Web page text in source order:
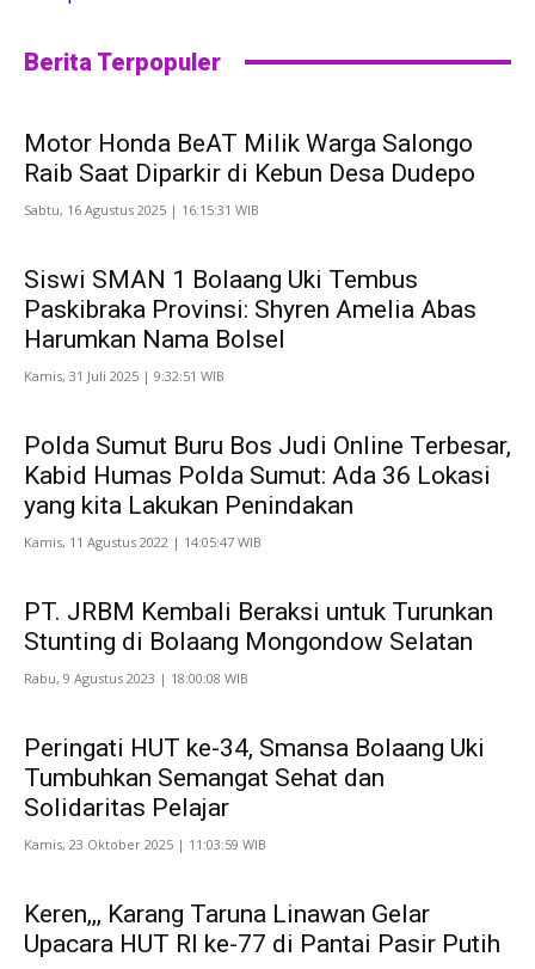
Berita Terpopuler
Motor Honda BeAT Milik Warga Salongo
Raib Saat Diparkir di Kebun Desa Dudepo
Sabtu, 16 Agustus 2025 | 16:15:31 WIB
Siswi SMAN 1 Bolaang Uki Tembus
Paskibraka Provinsi: Shyren Amelia Abas
Harumkan Nama Bolsel
Kamis, 31 Juli 2025 | 9:32:51 WIB
Polda Sumut Buru Bos Judi Online Terbesar,
Kabid Humas Polda Sumut: Ada 36 Lokasi
yang kita Lakukan Penindakan
Kamis, 11 Agustus 2022 | 14:05:47 WIB
PT. JRBM Kembali Beraksi untuk Turunkan
Stunting di Bolaang Mongondow Selatan
Rabu, 9 Agustus 2023 | 18:00:08 WIB
Peringati HUT ke-34, Smansa Bolaang Uki
Tumbuhkan Semangat Sehat dan
Solidaritas Pelajar
Kamis, 23 Oktober 2025 | 11:03:59 WIB
Keren,,, Karang Taruna Linawan Gelar
Upacara HUT RI ke-77 di Pantai Pasir Putih